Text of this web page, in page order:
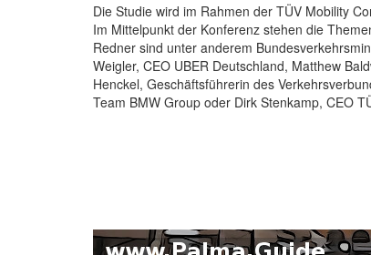
Die Studie wird im Rahmen der TÜV Mobility
Im Mittelpunkt der Konferenz stehen die
Redner sind unter anderem
Weigler, CEO UBER Deutschland, Matthew
Henckel, Geschäftsführerin des
Team BMW Group oder Dirk Stenkamp, CEO